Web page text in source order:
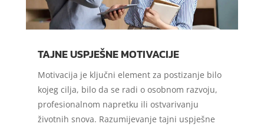
TAJNE USPJEŠNE MOTIVACIJE
Motivacija je ključni element za postizanje bilo
kojeg cilja, bilo da se radi o osobnom razvoju,
profesionalnom napretku ili ostvarivanju
životnih snova. Razumijevanje tajni uspješne